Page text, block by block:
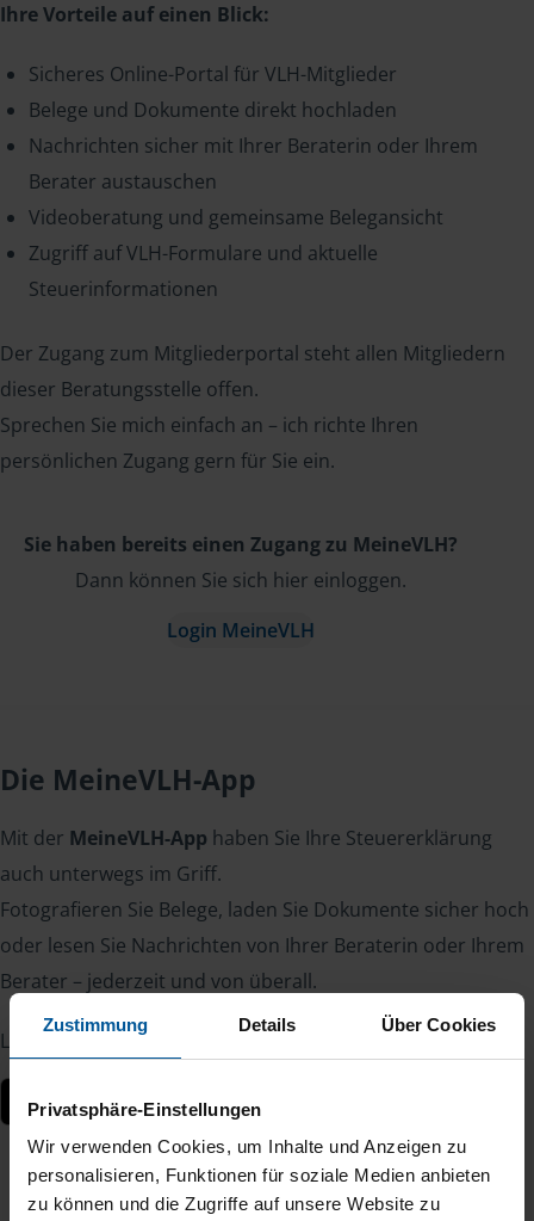
Zustimmung Details Über Cookies
Privatsphäre-Einstellungen
Wir verwenden Cookies, um Inhalte und Anzeigen zu
personalisieren, Funktionen für soziale Medien anbieten
zu können und die Zugriffe auf unsere Website zu
Ihre Vorteile auf einen Blick:
Sicheres Online-Portal für VLH-Mitglieder
Belege und Dokumente direkt hochladen
Nachrichten sicher mit Ihrer Beraterin oder Ihrem
Berater austauschen
Videoberatung und gemeinsame Belegansicht
Zugriff auf VLH-Formulare und aktuelle
Steuerinformationen
Der Zugang zum Mitgliederportal steht allen Mitgliedern
dieser Beratungsstelle offen.
Sprechen Sie mich einfach an – ich richte Ihren
persönlichen Zugang gern für Sie ein.
Sie haben bereits einen Zugang zu MeineVLH?
Dann können Sie sich hier einloggen.
Login MeineVLH
Die MeineVLH-App
Mit der MeineVLH-App haben Sie Ihre Steuererklärung
auch unterwegs im Griff.
Fotografieren Sie Belege, laden Sie Dokumente sicher hoch
oder lesen Sie Nachrichten von Ihrer Beraterin oder Ihrem
Berater – jederzeit und von überall.
Laden Sie die App kostenlos herunter: